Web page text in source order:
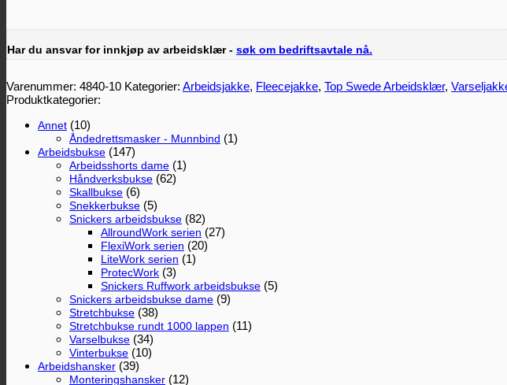
Har du ansvar for innkjøp av arbeidsklær - søk om bedriftsavtale nå.
Varenummer: 4840-10 Kategorier: Arbeidsjakke, Fleecejakke, Top Swede Arbeidsklær,
Produktkategorier:
Annet (10)
Åndedrettsmasker - Munnbind (1)
Arbeidsbukse (147)
Arbeidsshorts dame (1)
Håndverksbukse (62)
Skallbukse (6)
Snekkerbukse (5)
Snickers arbeidsbukse (82)
AllroundWork serien (27)
FlexiWork serien (20)
LiteWork serien (1)
ProtecWork (3)
Snickers Ruffwork arbeidsbukse (5)
Snickers arbeidsbukse dame (9)
Stretchbukse (38)
Stretchbukse rundt 1000 lappen (11)
Varselbukse (34)
Vinterbukse (10)
Arbeidshansker (39)
Monteringshansker (12)